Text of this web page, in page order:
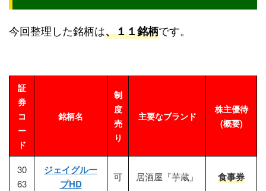
今回整理した銘柄は、１１銘柄です。
証
券
コ
ー
ド
銘柄名
制
度
売
り
主要なブランド
株主優待
(概要)
30
63
ジェイグルー
プHD
可 居酒屋『芋蔵』 食事券